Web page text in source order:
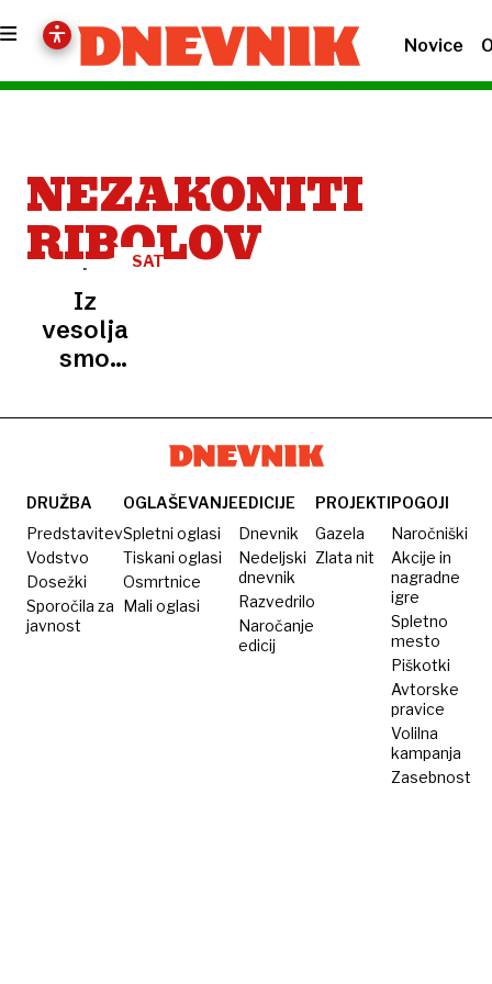
Novice
NEZAKONITI
RIBOLOV
SATELIT
Iz
vesolja
smo
fotografijo,
vse
skrbeti
DRUŽBA
Predstavitev
Vodstvo
Dosežki
Sporočila za
javnost
OGLAŠEVANJE
Spletni oglasi
Tiskani oglasi
Osmrtnice
Mali oglasi
EDICIJE
Dnevnik
Nedeljski
dnevnik
Razvedrilo
Naročanje
edicij
PROJEKTI
Gazela
Zlata nit
POGOJI
Naročniški
Akcije in
nagradne
igre
Spletno
mesto
Piškotki
Avtorske
pravice
Volilna
kampanja
Zasebnost